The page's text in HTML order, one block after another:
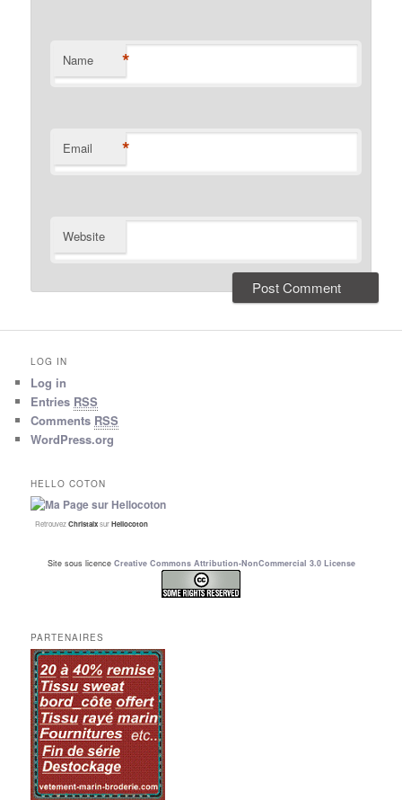
Name *
Email *
Website
LOG IN
Log in
Entries RSS
Comments RSS
WordPress.org
HELLO COTON
RetrouvezChristalxsurHellocoton
Site sous licence Creative Commons Attribution-NonCommercial 3.0 License
PARTENAIRES